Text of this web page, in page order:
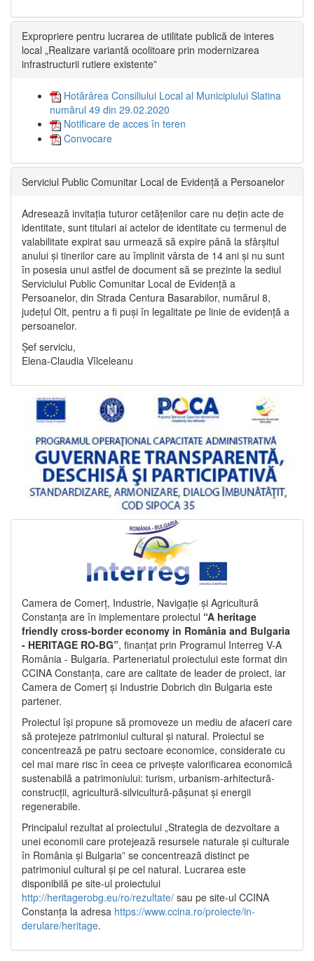
Expropriere pentru lucrarea de utilitate publică de interes
local „Realizare variantă ocolitoare prin modernizarea
infrastructurii rutiere existente”
Hotărârea Consiliului Local al Municipiului Slatina
numărul 49 din 29.02.2020
Notificare de acces în teren
Convocare
Serviciul Public Comunitar Local de Evidență a Persoanelor
Adresează invitația tuturor cetățenilor care nu dețin acte de
identitate, sunt titulari ai actelor de identitate cu termenul de
valabilitate expirat sau urmează să expire până la sfârșitul
anului și tinerilor care au împlinit vârsta de 14 ani și nu sunt
în posesia unui astfel de document să se prezinte la sediul
Serviciului Public Comunitar Local de Evidență a
Persoanelor, din Strada Centura Basarabilor, numărul 8,
județul Olt, pentru a fi puși în legalitate pe linie de evidență a
persoanelor.
Șef serviciu,
Elena-Claudia Vîlceleanu
Camera de Comerț, Industrie, Navigație și Agricultură
Constanța are în implementare proiectul “A heritage
friendly cross-border economy in România and Bulgaria
- HERITAGE RO-BG”, finanțat prin Programul Interreg V-A
România - Bulgaria. Parteneriatul proiectului este format din
CCINA Constanța, care are calitate de leader de proiect, iar
Camera de Comerț și Industrie Dobrich din Bulgaria este
partener.
Proiectul își propune să promoveze un mediu de afaceri care
să protejeze patrimoniul cultural și natural. Proiectul se
concentrează pe patru sectoare economice, considerate cu
cel mai mare risc în ceea ce privește valorificarea economică
sustenabilă a patrimoniului: turism, urbanism-arhitectură-
construcții, agricultură-silvicultură-pășunat și energii
regenerabile.
Principalul rezultat al proiectului „Strategia de dezvoltare a
unei economii care protejează resursele naturale și culturale
în România și Bulgaria” se concentrează distinct pe
patrimoniul cultural și pe cel natural. Lucrarea este
disponibilă pe site-ul proiectului
http://heritagerobg.eu/ro/rezultate/ sau pe site-ul CCINA
Constanța la adresa https://www.ccina.ro/proiecte/in-
derulare/heritage.